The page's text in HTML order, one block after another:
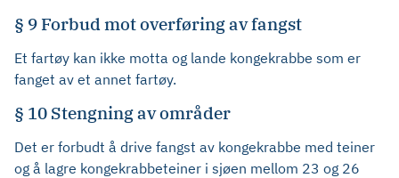
§ 9 Forbud mot overføring av fangst
Et fartøy kan ikke motta og lande kongekrabbe som er
fanget av et annet fartøy.
§ 10 Stengning av områder
Det er forbudt å drive fangst av kongekrabbe med teiner
og å lagre kongekrabbeteiner i sjøen mellom 23 og 26